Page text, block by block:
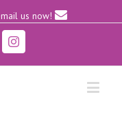
us now!
Instagram